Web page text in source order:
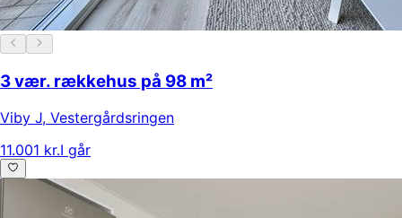
3 vær. rækkehus på 98 m²
Viby J, Vestergårdsringen
11.001 kr.I går